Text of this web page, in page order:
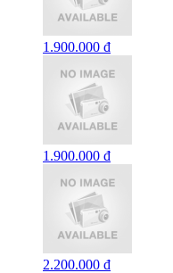
1.900.000 đ
1.900.000 đ
2.200.000 đ